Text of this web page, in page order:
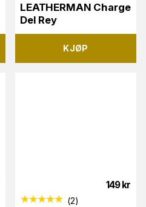
LEATHERMAN Charge
Del Rey
KJØP
149 kr
(2)